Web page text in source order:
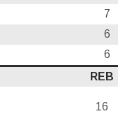
7
6
6
REB
16